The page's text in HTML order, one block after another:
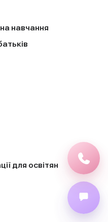
навчання
для освітян